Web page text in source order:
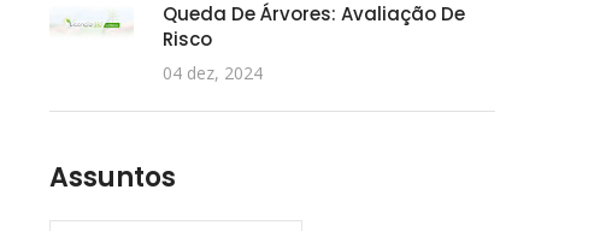
Queda De Árvores: Avaliação De
Risco
04 dez, 2024
Assuntos